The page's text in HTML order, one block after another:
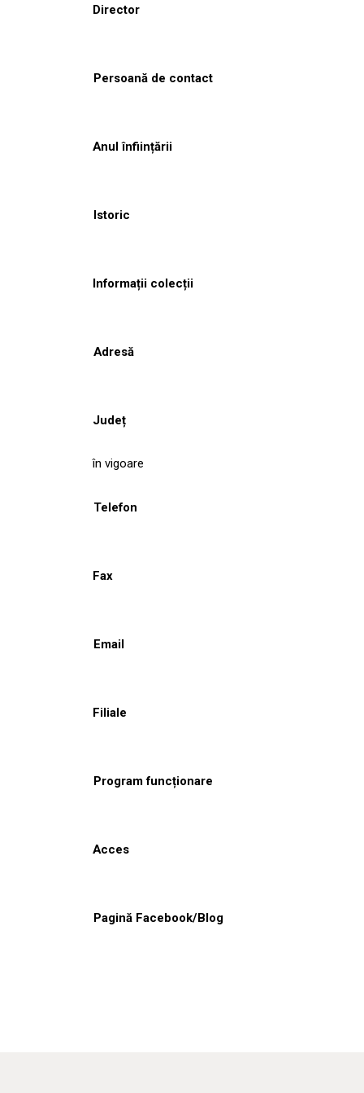
Director
Persoană de contact
Anul înființării
Istoric
Informații colecții
Adresă
Județ
în vigoare
Telefon
Fax
Email
Filiale
Program funcționare
Acces
Pagină Facebook/Blog